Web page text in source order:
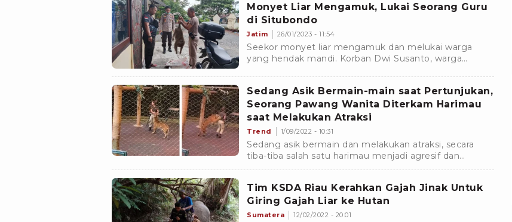
Monyet Liar Mengamuk, Lukai Seorang Guru
di Situbondo
Jatim 26/01/2023 - 11:54
Seekor monyet liar mengamuk dan melukai warga
yang hendak mandi. Korban Dwi Susanto, warga
Sedang Asik Bermain-main saat Pertunjukan,
Seorang Pawang Wanita Diterkam Harimau
saat Melakukan Atraksi
Trend 1/09/2022 - 10:31
Sedang asik bermain dan melakukan atraksi, secara
tiba-tiba salah satu harimau menjadi agresif dan
menerkam pawang wanita yang sedang bermain
Tim KSDA Riau Kerahkan Gajah Jinak Untuk
Giring Gajah Liar ke Hutan
Sumatera 12/02/2022 - 20:01